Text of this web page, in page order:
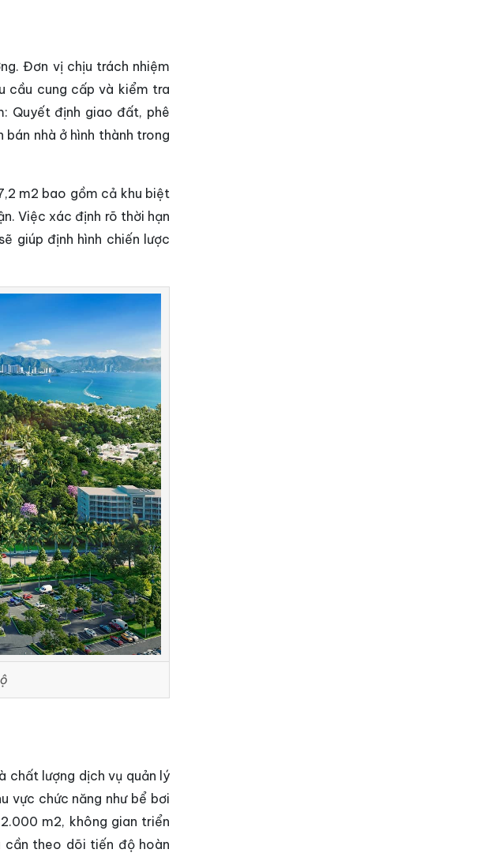
Đơn vị chịu trách nhiệm
cầu cung cấp và kiểm tra
Quyết định giao đất, phê
nhà ở hình thành trong
m2 bao gồm cả khu biệt
Việc xác định rõ thời hạn
giúp định hình chiến lược
chất lượng dịch vụ quản lý
vực chức năng như bể bơi
m2, không gian triển
cần theo dõi tiến độ hoàn